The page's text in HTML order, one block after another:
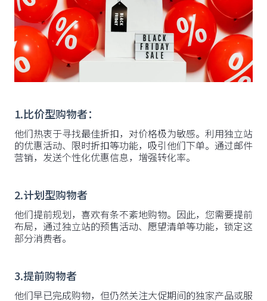
1.比价型购物者：
他们热衷于寻找最佳折扣，对价格极为敏感。利用独立站
的优惠活动、限时折扣等功能，吸引他们下单。通过邮件
营销，发送个性化优惠信息，增强转化率。
2.计划型购物者
他们提前规划，喜欢有条不紊地购物。因此，您需要提前
布局，通过独立站的预售活动、愿望清单等功能，锁定这
部分消费者。
3.提前购物者
他们早已完成购物，但仍然关注大促期间的独家产品或服